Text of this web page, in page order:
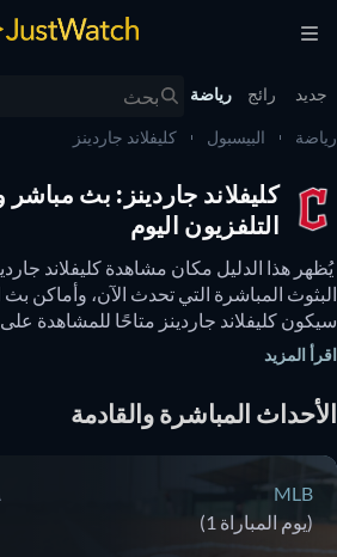
رائج رياضة
البيسبول كليفلاند جاردينز
كليفلاند جاردينز: بث
التلفزيون اليوم
المزيد
المباشرة والقادمة
MLB
(يوم المباراة 1)